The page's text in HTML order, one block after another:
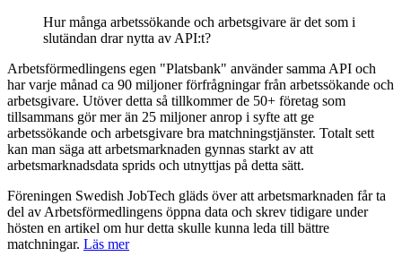
Hur många arbetssökande och arbetsgivare är det som i
slutändan drar nytta av API:t?
Arbetsförmedlingens egen "Platsbank" använder samma API och
har varje månad ca 90 miljoner förfrågningar från arbetssökande och
arbetsgivare. Utöver detta så tillkommer de 50+ företag som
tillsammans gör mer än 25 miljoner anrop i syfte att ge
arbetssökande och arbetsgivare bra matchningstjänster. Totalt sett
kan man säga att arbetsmarknaden gynnas starkt av att
arbetsmarknadsdata sprids och utnyttjas på detta sätt.
Föreningen Swedish JobTech gläds över att arbetsmarknaden får ta
del av Arbetsförmedlingens öppna data och skrev tidigare under
hösten en artikel om hur detta skulle kunna leda till bättre
matchningar. Läs mer